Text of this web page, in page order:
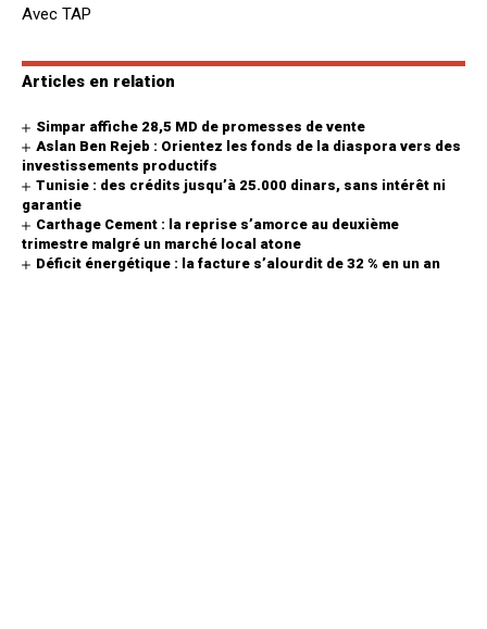
Avec TAP
Articles en relation
Simpar affiche 28,5 MD de promesses de vente
Aslan Ben Rejeb : Orientez les fonds de la diaspora vers des
investissements productifs
Tunisie : des crédits jusqu’à 25.000 dinars, sans intérêt ni
garantie
Carthage Cement : la reprise s’amorce au deuxième
trimestre malgré un marché local atone
Déficit énergétique : la facture s’alourdit de 32 % en un an